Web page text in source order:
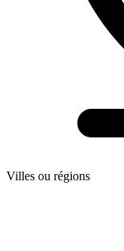
Villes ou régions